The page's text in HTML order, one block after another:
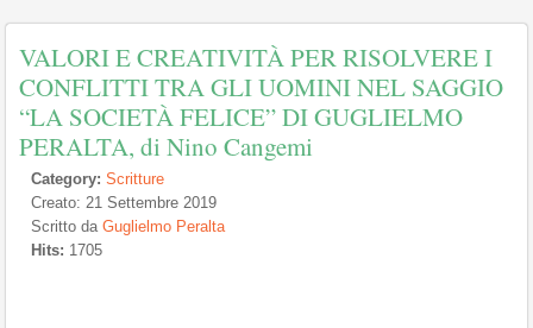
VALORI E CREATIVITÀ PER RISOLVERE I
CONFLITTI TRA GLI UOMINI NEL SAGGIO
“LA SOCIETÀ FELICE” DI GUGLIELMO
PERALTA, di Nino Cangemi
Category: Scritture
Creato: 21 Settembre 2019
Scritto da Guglielmo Peralta
Hits: 1705